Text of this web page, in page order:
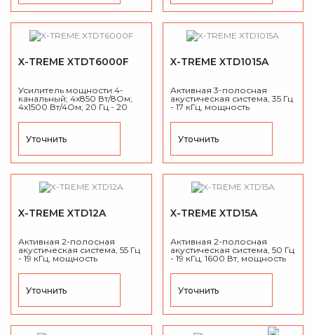
X-TREME XTDT6000F
Усилитель мощности 4-
канальный; 4х850 Вт/8Ом;
4х1500 Вт/4Ом; 20 Гц - 20
Уточнить
X-TREME XTD1015A
Активная 3-полосная
акустическая система, 35 Гц
- 17 кГц, мощность
Дисперсия 90°x50°, макс.
Уточнить
X-TREME XTD12A
Активная 2-полосная
акустическая система, 55 Гц
- 19 кГц, мощность
Дисперсия 90°x50°, макс.
Уточнить
X-TREME XTD15A
Активная 2-полосная
акустическая система, 50 Гц
- 19 кГц, 1600 Вт, мощность
Дисперсия 90°x50°, макс.
Уточнить